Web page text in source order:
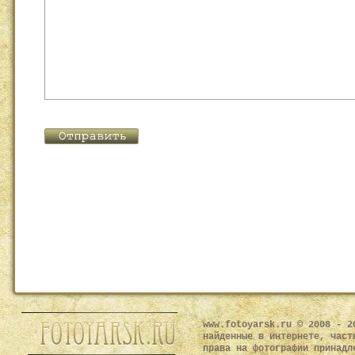
www.fotoyarsk.ru © 2008 -
найденные в интернете,
права на фотографии